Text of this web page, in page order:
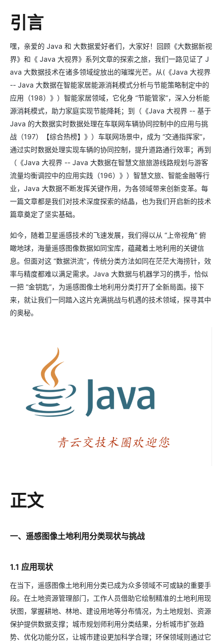
引言
嘿，亲爱的 Java 和 大数据爱好者们，大家好！回顾《大数据新视
界》和《 Java 大视界》系列文章的探索之旅，我们一路见证了 J
ava 大数据技术在诸多领域绽放出的璀璨光芒。从(《Java 大视界
-- Java 大数据在智能家居能源消耗模式分析与节能策略制定中的
应用（198）》）智能家居领域，它化身 “节能管家”，深入分析能
源消耗模式，助力家庭实现节能降耗；到（《Java 大视界 -- 基于
Java 的大数据实时数据处理在车联网车辆协同控制中的应用与挑
战（197）【综合热榜】》）车联网场景中，成为 “交通指挥家”，
通过实时数据处理实现车辆的协同控制，提升道路通行效率；再到
（《Java 大视界 -- Java 大数据在智慧文旅旅游线路规划与游客
流量均衡调控中的应用实践（196）》）智慧文旅、智能金融等行
业，Java 大数据不断发挥关键作用，为各领域带来创新变革。每
一篇文章都是我们对技术深度探索的结晶，也为我们开启新的技术
篇章奠定了坚实基础。
如今，随着卫星遥感技术的飞速发展，我们得以从 “上帝视角” 俯
瞰地球，海量遥感图像数据如同宝库，蕴藏着土地利用的关键信
息。但面对这 “数据洪流”，传统分类方法如同在茫茫大海捞针，效
率与精度都难以满足需求。Java 大数据与机器学习的携手，恰似
一把 “金钥匙”，为遥感图像土地利用分类打开了全新局面。接下
来，就让我们一同踏入这片充满挑战与机遇的技术领域，探寻其中
的奥秘。
正文
一、遥感图像土地利用分类现状与挑战
1.1 应用现状
在当下，遥感图像土地利用分类已成为众多领域不可或缺的重要手
段。在土地资源管理部门，工作人员借助它绘制精准的土地利用现
状图，掌握耕地、林地、建设用地等分布情况，为土地规划、资源
保护提供数据支撑；城市规划师利用分类结果，分析城市扩张趋
势、优化功能分区，让城市建设更加科学合理；环保领域则通过它